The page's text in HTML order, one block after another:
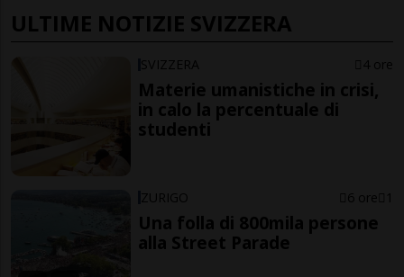
ULTIME NOTIZIE SVIZZERA
SVIZZERA 4 ore
Materie umanistiche in crisi,
in calo la percentuale di
studenti
ZURIGO 6 ore 1
Una folla di 800mila persone
alla Street Parade